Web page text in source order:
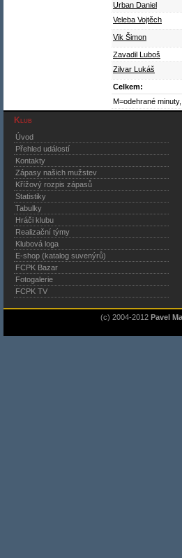
Urban Daniel
Veleba Vojtěch
Vik Šimon
Zavadil Luboš
Zilvar Lukáš
Celkem:
M=odehrané
Klub
Úvod
Přehled událostí
Kontakty
Zápasy našich mužstev
Křížový rozpis zápasů
Statistiky
Tabulky
Hráči klubu
Realizační týmy
Klubová loga
E-shop (katalog suvenýrů)
FCPK Bazar
Fotogalerie
FCPK TV
(c) 2004-2012 Pavel